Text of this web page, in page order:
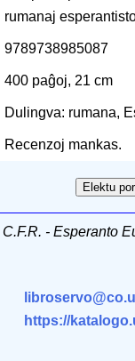
rumanaj
9789738985087
400 paĝoj, 21 cm
Dulingva: rumana,
Recenzoj mankas.
C.F.R. - Esperanto
https://